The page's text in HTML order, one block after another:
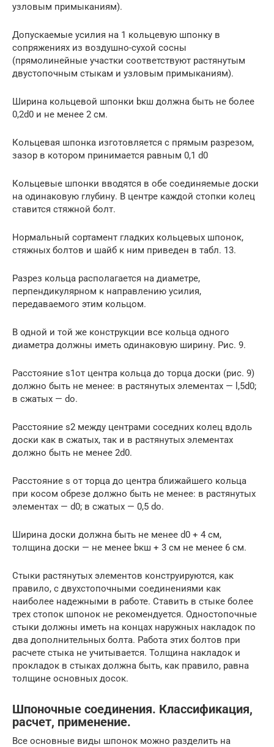
узловым примыканиям).
Допускаемые усилия на 1 кольцевую шпонку в
сопряжениях из воздушно-сухой сосны
(прямолинейные участки соответствуют растянутым
двустопочным стыкам и узловым примыканиям).
Ширина кольцевой шпонки bкш должна быть не более
0,2d0 и не менее 2 см.
Кольцевая шпонка изготовляется с прямым разрезом,
зазор в котором принимается равным 0,1 d0
Кольцевые шпонки вводятся в обе соединяемые доски
на одинаковую глубину. В центре каждой стопки колец
ставится стяжной болт.
Нормальный сортамент гладких кольцевых шпонок,
стяжных болтов и шайб к ним приведен в табл. 13.
Разрез кольца располагается на диаметре,
перпендикулярном к направлению усилия,
передаваемого этим кольцом.
В одной и той же конструкции все кольца одного
диаметра должны иметь одинаковую ширину. Рис. 9.
Расстояние s1от центра кольца до торца доски (рис. 9)
должно быть не менее: в растянутых элементах — l,5d0;
в сжатых — do.
Расстояние s2 между центрами соседних колец вдоль
доски как в сжатых, так и в растянутых элементах
должно быть не менее 2d0.
Расстояние s от торца до центра ближайшего кольца
при косом обрезе должно быть не менее: в растянутых
элементах — d0; в сжатых — 0,5 do.
Ширина доски должна быть не менее d0 + 4 см,
толщина доски — не менее bкш + 3 см не менее 6 см.
Стыки растянутых элементов конструируются, как
правило, с двухстопочными соединениями как
наиболее надежными в работе. Ставить в стыке более
трех стопок шпонок не рекомендуется. Одностопочные
стыки должны иметь на концах наружных накладок по
два дополнительных болта. Работа этих болтов при
расчете стыка не учитывается. Толщина накладок и
прокладок в стыках должна быть, как правило, равна
толщине основных досок.
Шпоночные соединения. Классификация,
расчет, применение.
Все основные виды шпонок можно разделить на